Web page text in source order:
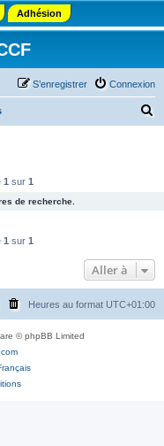
Adhésion
Connexion
S’enregistrer
e
r
1 sur 1
de recherche.
1 sur 1
Aller à
Heures au format UTC+01:00
© phpBB Limited